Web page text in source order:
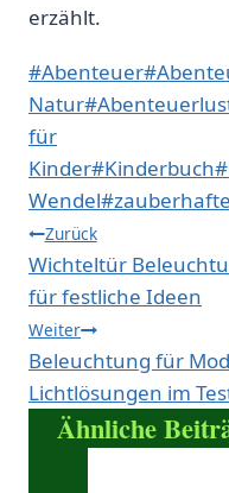
erzählt.
Schlagworte:
#Abenteuer#
Natur#
für
Kinder#Kinderbuch#
Wendel#
Beitragsnavigation
Zurück
Wichteltür
für festliche Ideen
Weiter
Beleuchtung für
Lichtlösungen im
Ähnliche